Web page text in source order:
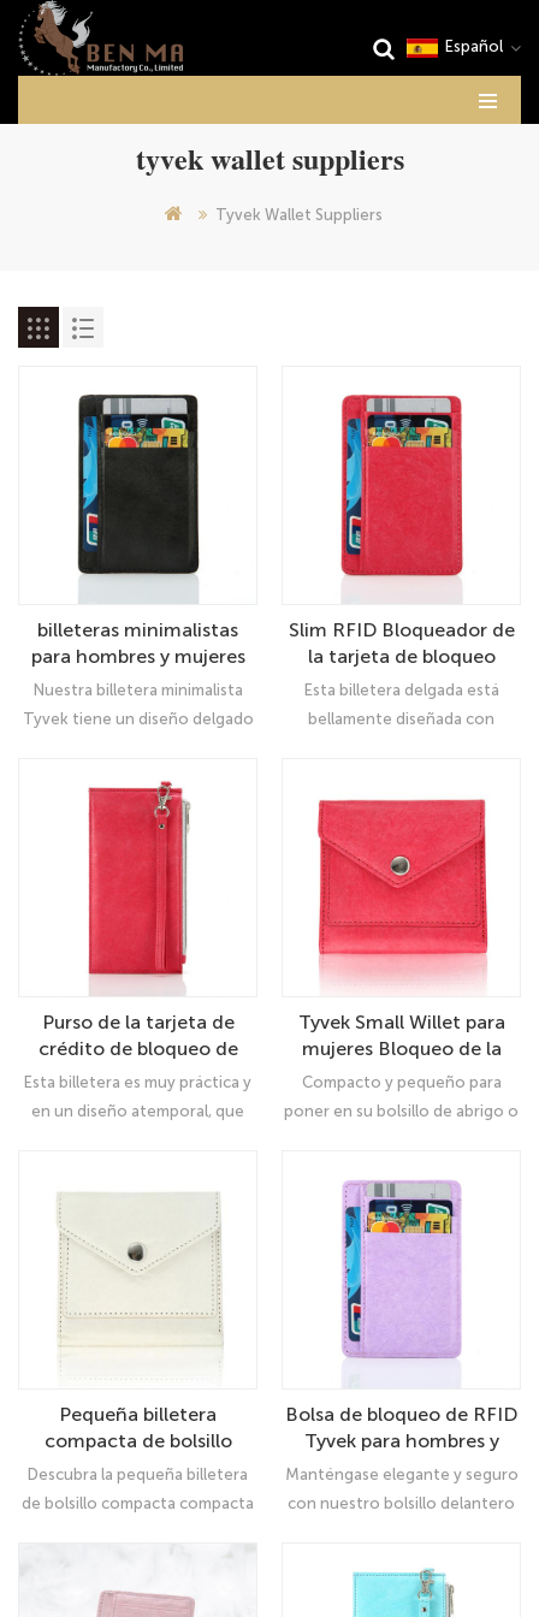
Español
tyvek wallet suppliers
Tyvek Wallet Suppliers
billeteras minimalistas
para hombres y mujeres
RFID Pocket de bolsillo
delantero Billetera de la
Nuestra billetera minimalista
Tyvek tiene un diseño delgado
espacio
Slim RFID Bloqueador de
la tarjeta de bloqueo
Minimalista de la billetera
de bolsillo delantero
Esta billetera delgada está
bellamente diseñada con
adapta perfectamente a su
bolsillo, bolso o paquete de
viaje
Purso de la tarjeta de
crédito de bloqueo de
billetera de billetera de
mujer
Esta billetera es muy práctica y
en un diseño atemporal, que
de moda o practicabilidad.
Tyvek Small Willet para
mujeres Bloqueo de la
tarjeta de crédito para
mujeres Titular de la
Compacto y pequeño para
poner en su bolsillo de abrigo o
de tarjeta minimalista y billetera
para su uso diario.
Pequeña billetera
compacta de bolsillo
compacto para mujeres -
Dupont Tyvek ecológico
Descubra la pequeña billetera
de bolsillo compacta compacta
Ligero, duradero y perfecto
Bolsa de bloqueo de RFID
Tyvek para hombres y
mujeres - Titular de la
tarjeta de crédito de
Manténgase elegante y seguro
con nuestro bolsillo delantero
mujeres